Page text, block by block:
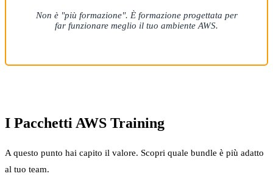
Non è "più formazione". È formazione progettata per
far funzionare meglio il tuo ambiente AWS.
I Pacchetti AWS Training
A questo punto hai capito il valore. Scopri quale bundle è più adatto
al tuo team.